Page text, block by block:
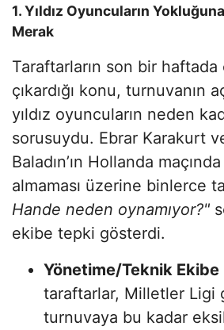
1. Yıldız Oyuncuların
Merak
Taraftarların son bir
çıkardığı konu, turnuvanın
yıldız oyuncuların neden
sorusuydu. Ebrar Karakurt
Baladın’ın Hollanda
almaması üzerine binlerce
Hande neden oynamıyor?"
ekibe tepki gösterdi.
Yönetime/Teknik Ekibe
taraftarlar, Milletler Ligi
turnuvaya bu kadar